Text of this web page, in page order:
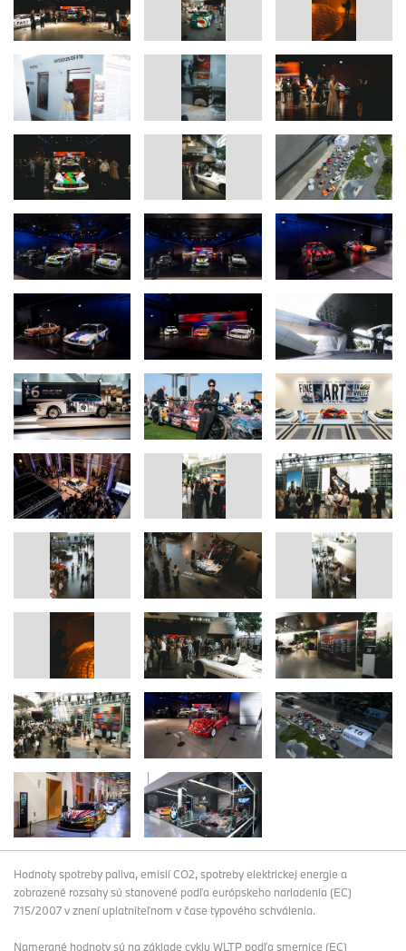
Hodnoty spotreby paliva, emisií CO2, spotreby elektrickej energie a
zobrazené rozsahy sú stanovené podľa európskeho nariadenia (EC)
715/2007 v znení uplatniteľnom v čase typového schválenia.
Namerané hodnoty sú na základe cyklu WLTP podľa smernice (EC)